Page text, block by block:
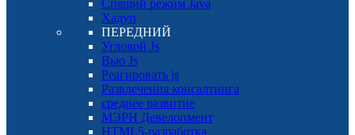
Спящий режим Java
Хадуп
ПЕРЕДНИЙ
Угловой Js
Вью Js
Реагировать js
Развлечения консалтинга
среднее развитие
МЭРН Девелопмент
HTML5-разработка